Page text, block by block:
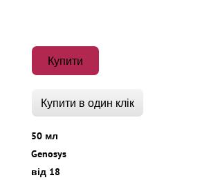
Купити
Купити в один клік
50 мл
Genosys
від 18